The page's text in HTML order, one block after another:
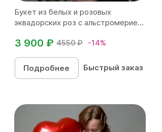
Букет из белых и розовых
эквадорских роз с альстромерие...
4550 ₽ -14%
3 900 ₽
Подробнее Быстрый заказ